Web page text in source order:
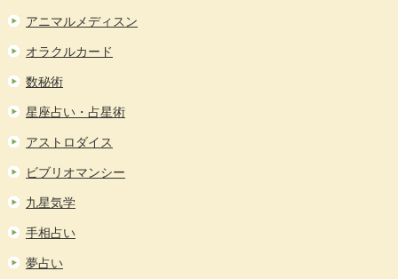
アニマルメディスン
オラクルカード
数秘術
星座占い・占星術
アストロダイス
ビブリオマンシー
九星気学
手相占い
夢占い